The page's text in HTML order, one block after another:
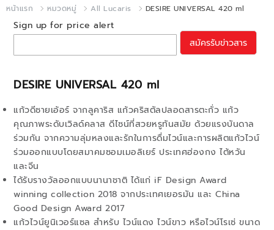
หน้าแรก หมวดหมู่ All Lucaris DESIRE UNIVERSAL 420 ml
DESIRE UNIVERSAL 420 ml
แก้วดีซายเอ้อร์ จากลูคาริส แก้วคริสตัลปลอดสารตะกั่ว แก้ว
คุณภาพระดับเวิลด์คลาส ดีไซน์ที่สวยหรูทันสมัย ด้วยแรงบันดาล
ร่วมกัน จากความลุ่มหลงและรักในการดื่มไวน์และการผลิตแก้วไวน์
ร่วมออกแบบโดยสมาคมซอมเมอลิเยร์ ประเทศฮ่องกง ไต้หวัน
และจีน
ได้รับรางวัลออกแบบนานาชาติ ได้แก่ iF Design Award
winning collection 2018 จากประเทศเยอรมัน และ China
Good Design Award 2017
แก้วไวน์ยูนิเวอร์แซล สำหรับ ไวน์แดง ไวน์ขาว หรือไวน์โรเซ่ ขนาด
Sign up for price alert
สมัครรับข่าวสาร